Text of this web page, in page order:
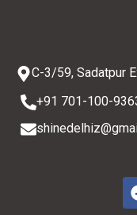
C-3/59, Sadatpur
+91 701-100-